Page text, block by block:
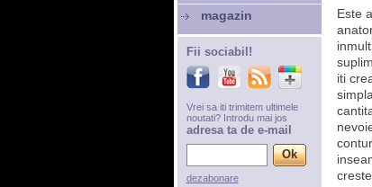
Este
iti
magazin
Fii sociabil!
Vrei sa iti trimitem ultimele
noutati? Introdu mai jos
adresa ta de e-mail
dezabonare